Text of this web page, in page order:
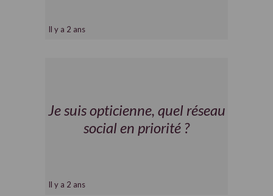
Il y a 2 ans
Je suis opticienne, quel réseau
social en priorité ?
Il y a 2 ans